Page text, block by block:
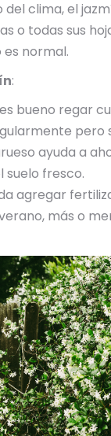
del clima, el
o todas sus
es normal.
:
bueno regar
pero
ayuda a
suelo fresco.
agregar
más o